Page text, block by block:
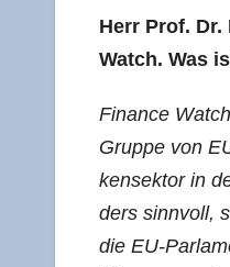
Herr Prof.
Watch. Was
Finan­ce
Grup­pe von
ken­sek­tor in
ders sinn­voll,
die EU-